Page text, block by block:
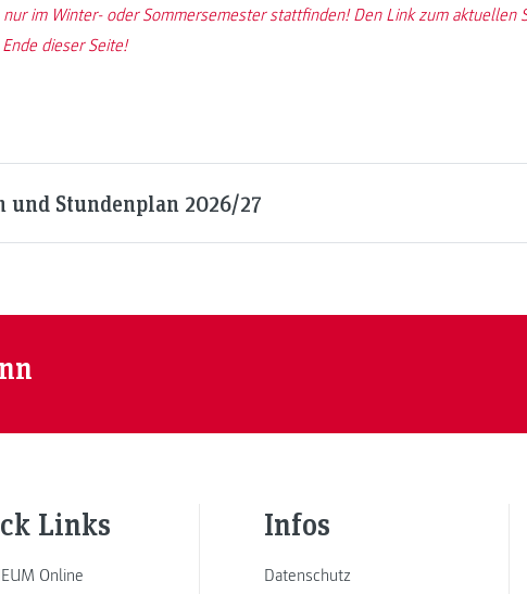
im Winter- oder Sommersemester stattfinden! Den Link zum aktuellen
dieser Seite!
und Stundenplan 2026/27
Links
Online
Infos
Datenschutz